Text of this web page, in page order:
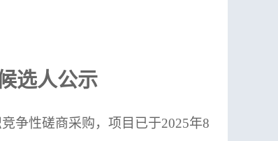
选人公示
争性磋商采购，项目已于2025年8